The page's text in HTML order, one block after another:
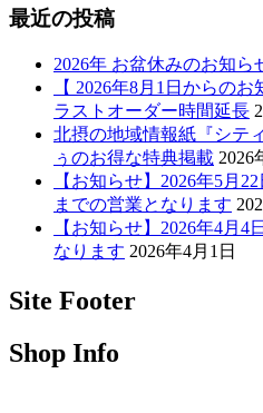
最近の投稿
2026年 お盆休みのお知ら
【 2026年8月1日からの
ラストオーダー時間延長
北摂の地域情報紙『シテ
ぅのお得な特典掲載 2026
【お知らせ】2026年5月
までの営業となります
【お知らせ】2026年4月4
なります 2026年4月1日
Site Footer
Shop Info